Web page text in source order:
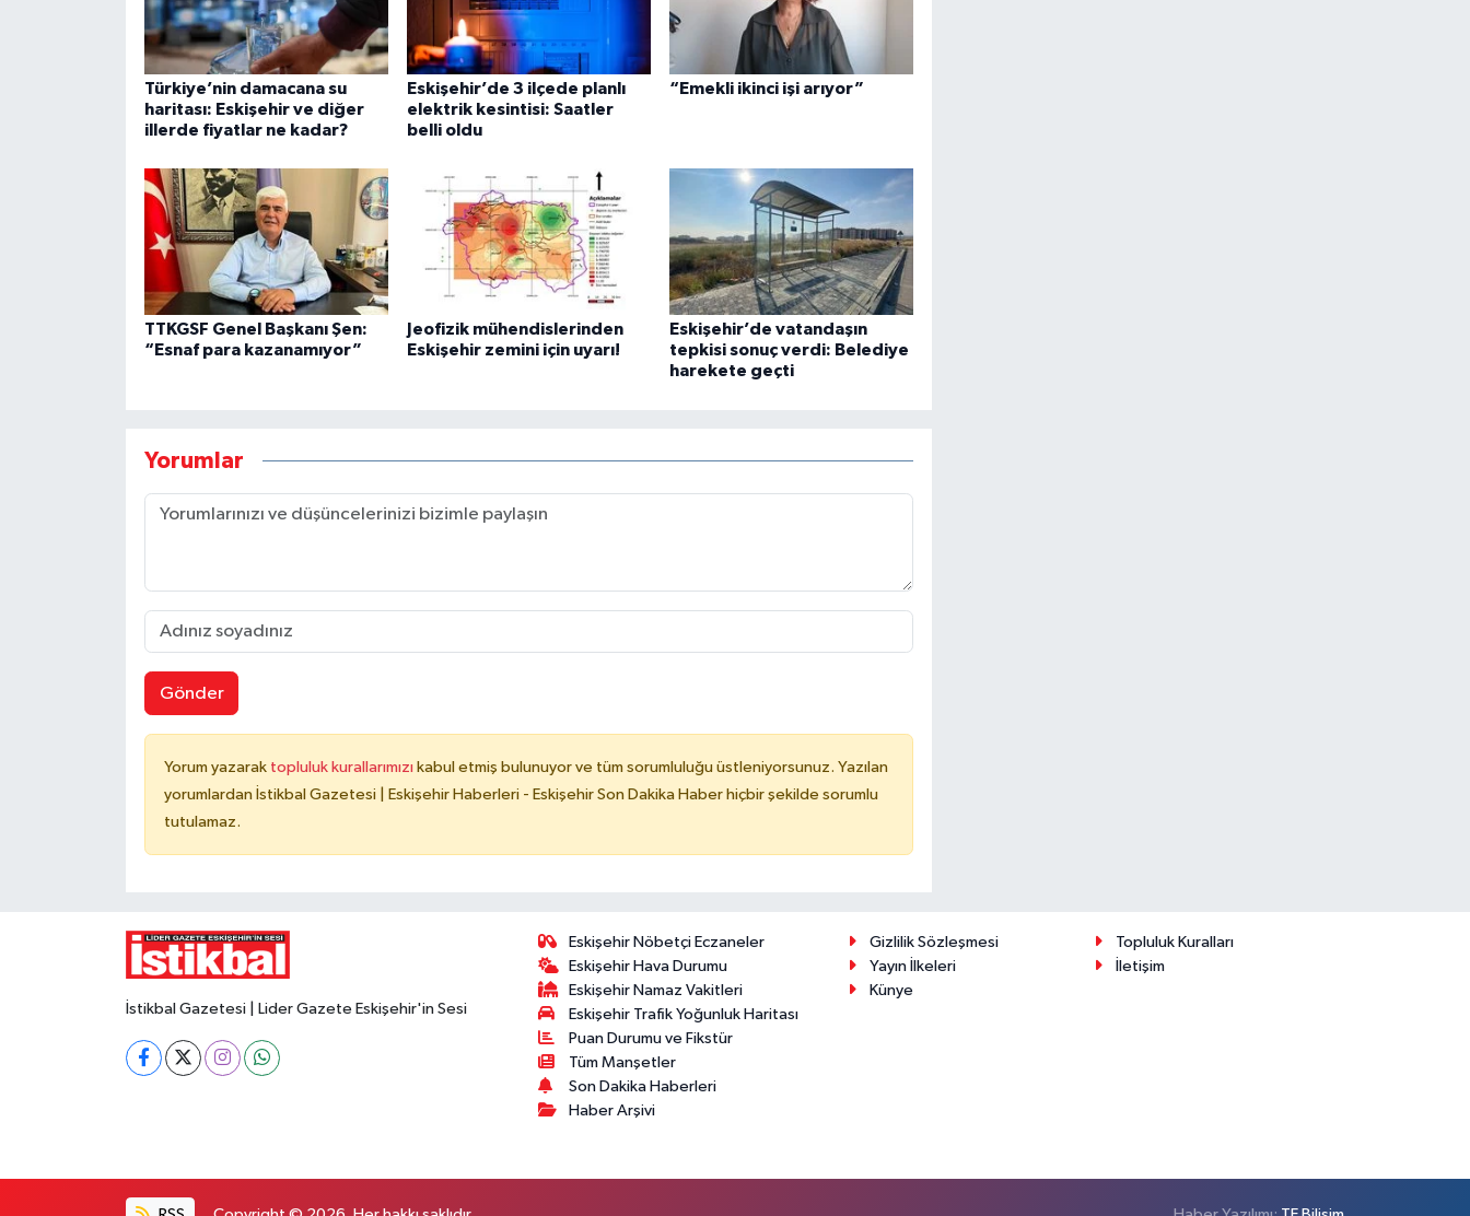
Türkiye’nin damacana su
haritası: Eskişehir ve diğer
illerde fiyatlar ne kadar?
Eskişehir’de 3 ilçede planlı
elektrik kesintisi: Saatler
belli oldu
“Emekli ikinci işi arıyor”
TTKGSF Genel Başkanı Şen:
“Esnaf para kazanamıyor”
Jeofizik mühendislerinden
Eskişehir zemini için uyarı!
Eskişehir’de vatandaşın
tepkisi sonuç verdi: Belediye
harekete geçti
Yorumlar
Gönder
Yorum yazarak topluluk kurallarımızı kabul etmiş bulunuyor ve tüm sorumluluğu üstleniyorsunuz. Yazılan
yorumlardan İstikbal Gazetesi | Eskişehir Haberleri - Eskişehir Son Dakika Haber hiçbir şekilde sorumlu
tutulamaz.
İstikbal Gazetesi | Lider Gazete Eskişehir'in Sesi
Eskişehir Nöbetçi Eczaneler
Eskişehir Hava Durumu
Eskişehir Namaz Vakitleri
Eskişehir Trafik Yoğunluk Haritası
Puan Durumu ve Fikstür
Tüm Manşetler
Son Dakika Haberleri
Haber Arşivi
Gizlilik Sözleşmesi
Topluluk Kuralları
Yayın İlkeleri
İletişim
Künye